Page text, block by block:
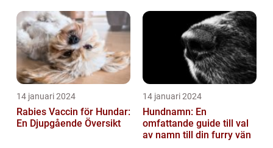
14 januari 2024
Rabies Vaccin för Hundar:
En Djupgående Översikt
14 januari 2024
Hundnamn: En
omfattande guide till val
av namn till din furry vän